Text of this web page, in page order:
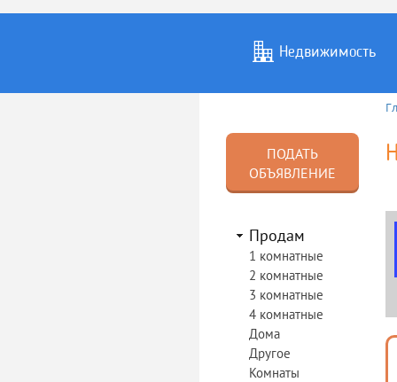
Недвижимость
Услуги
ПОДАТЬ
ОБЪЯВЛЕНИЕ
Продам
1 комнатные
2 комнатные
3 комнатные
4 комнатные
Дома
Другое
Комнаты